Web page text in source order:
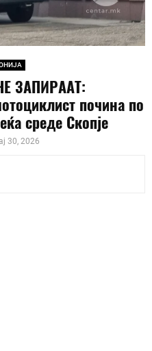
ЗАПИРААТ:
почина по
среде Скопје
30, 2026